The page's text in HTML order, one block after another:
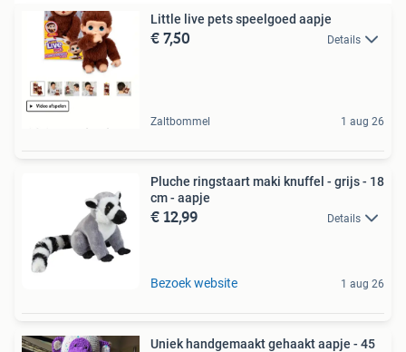
Little live pets speelgoed aapje
€ 7,50 Details
Zaltbommel 1 aug 26
Pluche ringstaart maki knuffel - grijs - 18
cm - aapje
€ 12,99 Details
Bezoek website 1 aug 26
Uniek handgemaakt gehaakt aapje - 45